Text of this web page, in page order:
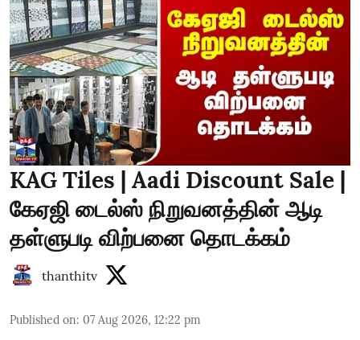
KAG Tiles | Aadi Discount Sale |
கேஏஜி டைல்ஸ் நிறுவனத்தின் ஆடி
தள்ளுபடி விற்பனை தொடக்கம்
thanthitv
Published on: 07 Aug 2026, 12:22 pm